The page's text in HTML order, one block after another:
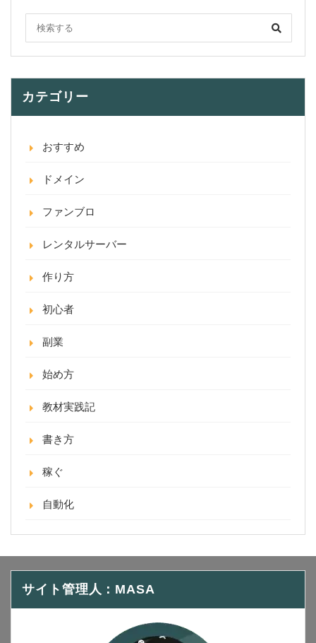
カテゴリー
おすすめ
ドメイン
ファンブロ
レンタルサーバー
作り方
初心者
副業
始め方
教材実践記
書き方
稼ぐ
自動化
サイト管理人：MASA